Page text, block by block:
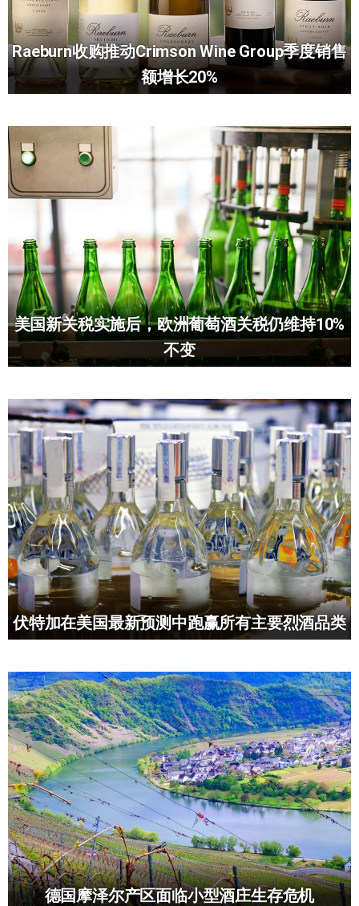
Raeburn收购推动Crimson Wine Group季度销售
额增长20%
美国新关税实施后，欧洲葡萄酒关税仍维持10%
不变
伏特加在美国最新预测中跑赢所有主要烈酒品类
德国摩泽尔产区面临小型酒庄生存危机